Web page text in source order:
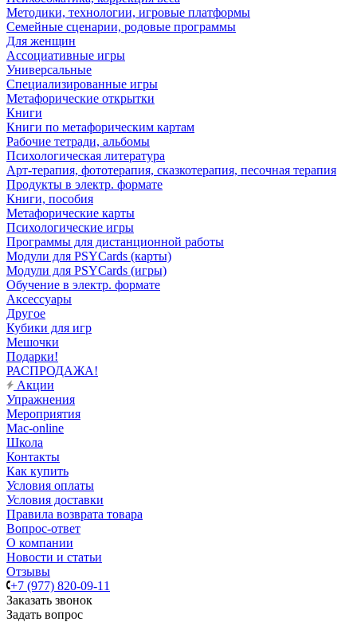
Методики, технологии, игровые платформы
Семейные сценарии, родовые программы
Для женщин
Ассоциативные игры
Универсальные
Специализированные игры
Метафорические открытки
Книги
Книги по метафорическим картам
Рабочие тетради, альбомы
Психологическая литература
Арт-терапия, фототерапия, сказкотерапия, песочная терапия
Продукты в электр. формате
Книги, пособия
Метафорические карты
Психологические игры
Программы для дистанционной работы
Модули для PSYCards (карты)
Модули для PSYCards (игры)
Обучение в электр. формате
Аксессуары
Другое
Кубики для игр
Мешочки
Подарки!
РАСПРОДАЖА!
Акции
Упражнения
Мероприятия
Mac-online
Школа
Контакты
Как купить
Условия оплаты
Условия доставки
Правила возврата товара
Вопрос-ответ
О компании
Новости и статьи
Отзывы
+7 (977) 820-09-11
Заказать звонок
Задать вопрос